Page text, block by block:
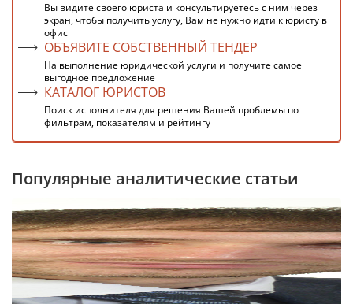
Вы видите своего юриста и консультируетесь с ним через
экран, чтобы получить услугу, Вам не нужно идти к юристу в
офис
ОБЪЯВИТЕ СОБСТВЕННЫЙ ТЕНДЕР
На выполнение юридической услуги и получите самое
выгодное предложение
КАТАЛОГ ЮРИСТОВ
Поиск исполнителя для решения Вашей проблемы по
фильтрам, показателям и рейтингу
Популярные аналитические статьи